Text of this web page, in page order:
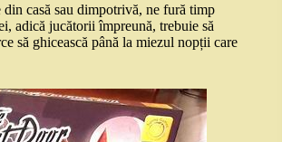
casă sau dimpotrivă, ne fură timp
adică jucătorii împreună, trebuie să
să ghicească până la miezul nopții care